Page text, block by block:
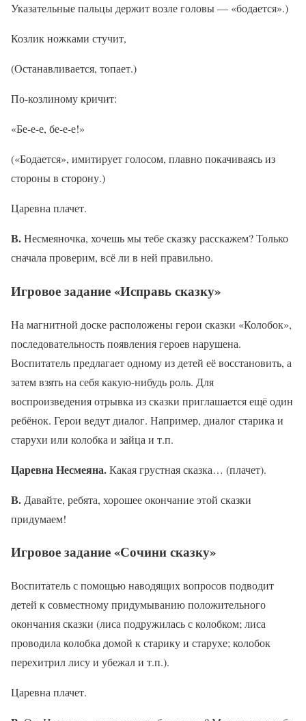
Указательные пальцы держит возле головы — «бодается».)
Козлик ножками стучит,
(Останавливается, топает.)
По-козлиному кричит:
«Бе-е-е, бе-е-е!»
(«Бодается», имитирует голосом, плавно покачиваясь из
стороны в сторону.)
Царевна плачет.
В.Несмеяночка, хочешь мы тебе сказку расскажем? Только
сначала проверим, всё ли в ней правильно.
Игровое задание «Исправь сказку»
На магнитной доске расположены герои сказки «Колобок»,
последовательность появления героев нарушена.
Воспитатель предлагает одному из детей её восстановить, а
затем взять на себя какую-нибудь роль. Для
воспроизведения отрывка из сказки приглашается ещё один
ребёнок. Герои ведут диалог. Например, диалог старика и
старухи или колобка и зайца и т.п.
Царевна Несмеяна.Какая грустная сказка… (плачет).
В. Давайте, ребята, хорошее окончание этой сказки
придумаем!
Игровое задание «Сочини сказку»
Воспитатель с помощью наводящих вопросов подводит
детей к совместному придумыванию положительного
окончания сказки (лиса подружилась с колобком; лиса
проводила колобка домой к старику и старухе; колобок
перехитрил лису и убежал и т.п.).
Царевна плачет.